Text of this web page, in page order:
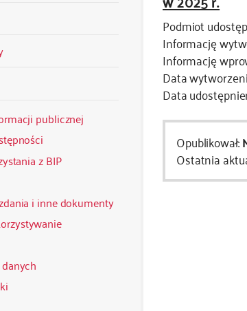
publicznej
z BIP
i inne dokumenty
Podmiot
Informację
Informację
Data
Data
Opublikował:
Ostatnia